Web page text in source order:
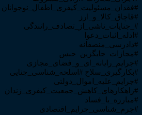
#فقدان_مسئولیت_کیفری_اطفال_نوجوانان
#قاچاق_کالا_و_ارز
#_جنایات_ناشی_از_تصادف_رانندگی
#ادله_اثبات_دعوا
#دادرسی_منصفانه
#مجازات_جایگزین_حبس
#جرایم_رایانه_ای_و_فضای_مجازی
#بکارگیری_سلاح #اسلحه_شناسی_جنایی
#جرایم_علیه_اموال_دولتی
#راهکارهای_کاهش_جمعیت_کیفری_زندان
#مبارزه_با_فساد
#جرم_شناسی_جرایم_اقتصادی